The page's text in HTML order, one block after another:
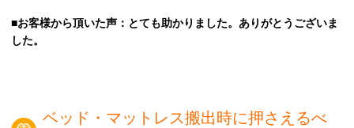
■お客様から頂いた声：とても助かりました。ありがとうございま
した。
ベッド・マットレス搬出時に押さえるべ